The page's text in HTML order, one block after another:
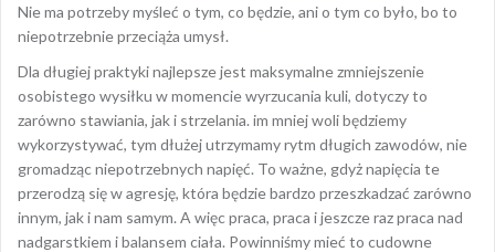
Nie ma potrzeby myśleć o tym, co będzie, ani o tym co było, bo to
niepotrzebnie przeciąża umysł.
Dla długiej praktyki najlepsze jest maksymalne zmniejszenie
osobistego wysiłku w momencie wyrzucania kuli, dotyczy to
zarówno stawiania, jak i strzelania. im mniej woli będziemy
wykorzystywać, tym dłużej utrzymamy rytm długich zawodów, nie
gromadząc niepotrzebnych napięć. To ważne, gdyż napięcia te
przerodzą się w agresję, która będzie bardzo przeszkadzać zarówno
innym, jak i nam samym. A więc praca, praca i jeszcze raz praca nad
nadgarstkiem i balansem ciała. Powinniśmy mieć to cudowne